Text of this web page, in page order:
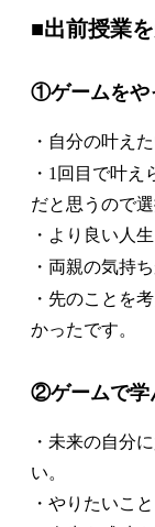
■出前授業
①ゲームをや
・自分の叶え
・1回目で叶
だと思うので
・より良い人
・両親の気持
・先のことを
かったです。
②ゲームで学
・未来の自分
い。
・やりたいこ